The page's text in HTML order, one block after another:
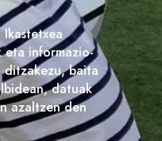
eta informazio-
ditzakezu, baita
datuak
azaltzen den